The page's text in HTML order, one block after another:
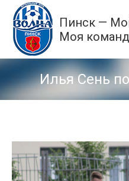
Пинск —
Моя
Илья Сень